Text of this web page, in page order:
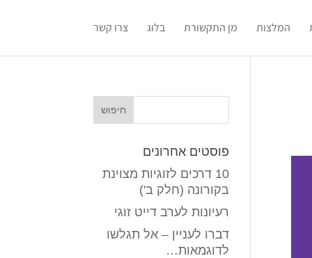
המלצות מן התקשורת בלוג צרו קשר
פוסטים אחרונים
10 דרכים לזוגיות מצוינת
בקורונה (חלק ב')
רעיונות לערב דייט זוגי
דברו לעניין – אל תגלשו
לדוגמאות…